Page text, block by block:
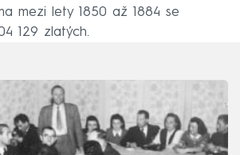
mezi lety 1850 až 1884 se
129 zlatých.